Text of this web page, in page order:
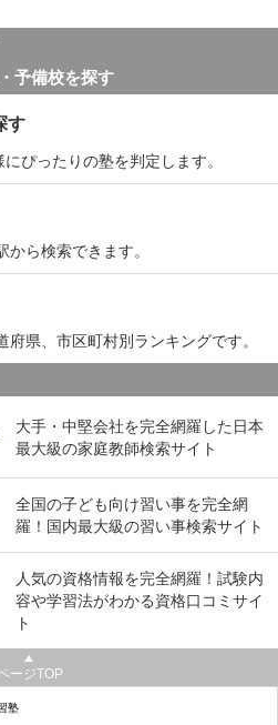
予備校を探す
す
ぴったりの塾を判定します。
ら検索できます。
県、市区町村別ランキングです。
大手・中堅会社を完全網羅した日本
最大級の家庭教師検索サイト
全国の子ども向け習い事を完全網
羅！国内最大級の習い事検索サイト
人気の資格情報を完全網羅！試験内
容や学習法がわかる資格口コミサイ
ト
ージTOP
塾